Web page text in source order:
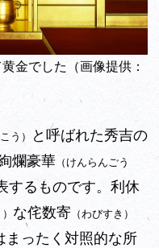
金でした（画像提供：
う）
と呼ばれた秀吉の
爛豪華 （けんらんごう
するものです。利休
な侘数寄 （わびすき）
まったく対照的な所